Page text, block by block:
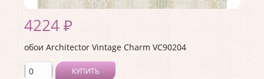
4224 ₽
обои Architector Vintage Charm VC90204
КУПИТЬ